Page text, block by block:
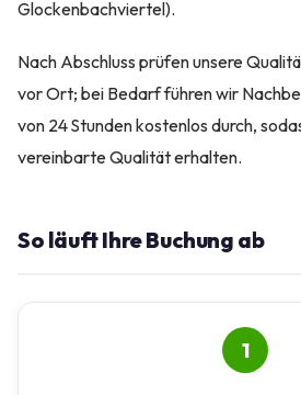
Glockenbachviertel).
Nach Abschluss prüfen unsere
vor Ort; bei Bedarf führen wir
von 24 Stunden kostenlos durch,
vereinbarte Qualität erhalten.
So läuft Ihre Buchung ab
1